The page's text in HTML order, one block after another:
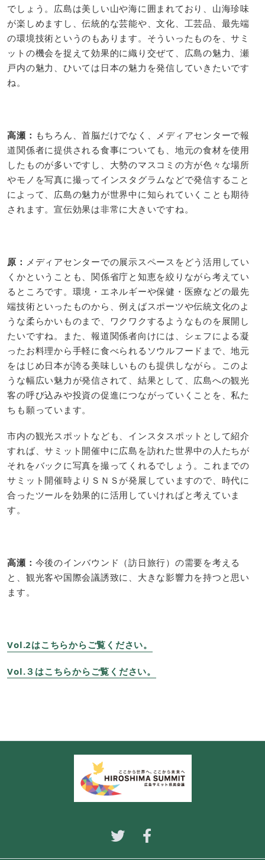
でしょう。広島は美しい山や海に囲まれており、山海珍味
が楽しめますし、伝統的な芸能や、文化、工芸品、最先端
の環境技術というのもあります。そういったものを、サミ
ットの機会を捉えて効果的に織り交ぜて、広島の魅力、瀬
戸内の魅力、ひいては日本の魅力を発信していきたいです
ね。
高瀬：​ もちろん、首脳だけでなく、メディアセンターで報
道関係者に提供される食事についても、地元の食材を使用
したものが多いですし、大勢のマスコミの方が色々な場所
やモノを写真に撮ってインスタグラムなどで発信すること
によって、広島の魅力が世界中に知られていくことも期待
されます。宣伝効果は非常に大きいですね。
原： メディアセンターでの展示スペースをどう活用してい
くかということも、関係省庁と知恵を絞りながら考えてい
るところです。環境・エネルギーや保健・医療などの最先
端技術といったものから、例えばスポーツや伝統文化のよ
うな柔らかいものまで、ワクワクするようなものを展開し
たいですね。また、報道関係者向けには、シェフによる凝
ったお料理から手軽に食べられるソウルフードまで、地元
をはじめ日本が誇る美味しいものも提供しながら。このよ
うな幅広い魅力が発信されて、結果として、広島への観光
客の呼び込みや投資の促進につながっていくことを、私た
ちも願っています。
市内の観光スポットなども、インスタスポットとして紹介
すれば、サミット開催中に広島を訪れた世界中の人たちが
それをバックに写真を撮ってくれるでしょう。これまでの
サミット開催時よりＳＮＳが発展していますので、時代に
合ったツールを効果的に活用していければと考えていま
す。
高瀬： 今後のインバウンド（訪日旅行）の需要を考える
と、観光客や国際会議誘致に、大きな影響力を持つと思い
ます。
Vol.2はこちらからご覧ください。​
Vol.３はこちらからご覧ください。​